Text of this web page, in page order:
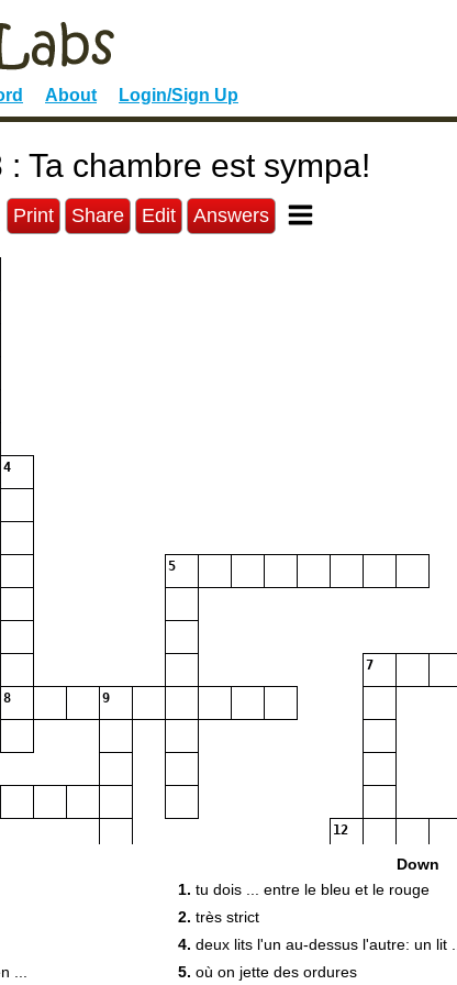
About Login/Sign Up
: Ta chambre est sympa!
Print Share Edit Answers
4
5
7
8 9
12
...
Down
1. tu dois ... entre le bleu et le rouge
2. très strict
4. deux lits l'un au-dessus l'autre: un lit ...
5. où on jette des ordures